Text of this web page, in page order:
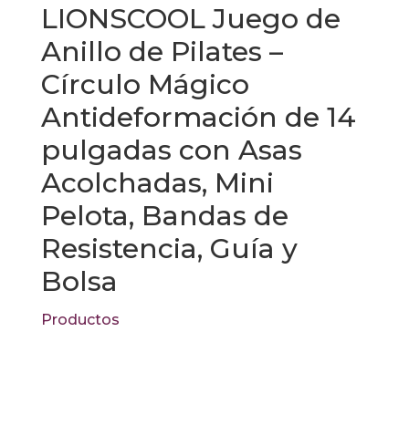
LIONSCOOL Juego de
Anillo de Pilates –
Círculo Mágico
Antideformación de 14
pulgadas con Asas
Acolchadas, Mini
Pelota, Bandas de
Resistencia, Guía y
Bolsa
Productos